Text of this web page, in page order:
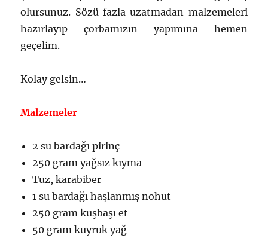
olursunuz. Sözü fazla uzatmadan malzemeleri
hazırlayıp çorbamızın yapımına hemen
geçelim.
Kolay gelsin…
Malzemeler
2 su bardağı pirinç
250 gram yağsız kıyma
Tuz, karabiber
1 su bardağı haşlanmış nohut
250 gram kuşbaşı et
50 gram kuyruk yağ